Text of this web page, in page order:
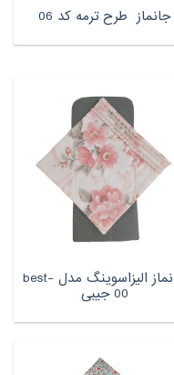
جانماز طرح ترمه کد 06
جانماز الیزاسوینگ مدل best-
00 جیبی